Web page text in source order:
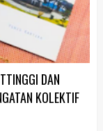
DAN
KOLEKTIF